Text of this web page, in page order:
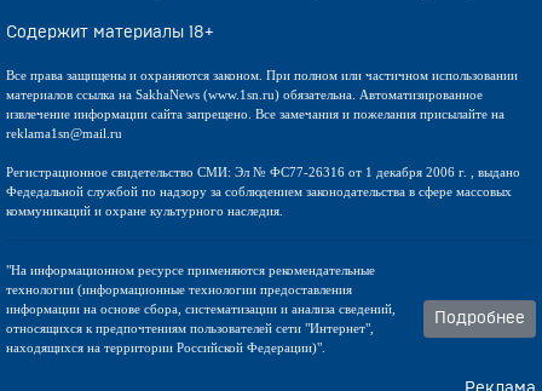
Содержит материалы 18+
Все права защищены и охраняются законом. При полном или частичном использовании
материалов ссылка на SakhaNews (www.1sn.ru) обязательна. Автоматизированное
извлечение информации сайта запрещено. Все замечания и пожелания присылайте на
reklama1sn@mail.ru
Регистрационное свидетельство СМИ: Эл № ФС77-26316 от 1 декабря 2006 г. , выдано
Федедальной службой по надзору за соблюдением законодательства в сфере массовых
коммуникаций и охране культурного наследия.
"На информационном ресурсе применяются рекомендательные
технологии (информационные технологии предоставления
информации на основе сбора, систематизации и анализа сведений,
относящихся к предпочтениям пользователей сети "Интернет",
находящихся на территории Российской Федерации)".
Подробнее